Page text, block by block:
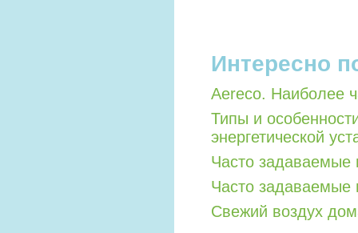
Интересно
Aereco. Наиболее
Типы и
энергетической
Часто задаваемые
Часто задаваемые
Свежий воздух